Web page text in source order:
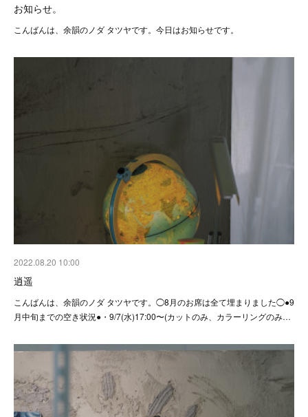
お知らせ。
こんばんは、余韻のノダ タツヤです。今日はお知らせです。
2022.08.20 10:00
逍遥
こんばんは、余韻のノダ タツヤです。◯8月のお席は全て埋まりました◯●9
月中旬までの空き状況●・9/7(水)17:00〜(カットのみ、カラーリングのみ…